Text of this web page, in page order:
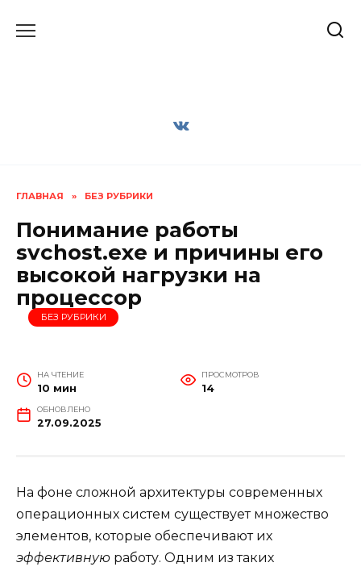
ГЛАВНАЯ » БЕЗ РУБРИКИ
Понимание работы
svchost.exe и причины его
высокой нагрузки на
процессор
БЕЗ РУБРИКИ
НА ЧТЕНИЕ
10 мин
ПРОСМОТРОВ
14
ОБНОВЛЕНО
27.09.2025
На фоне сложной архитектуры современных
операционных систем существует множество
элементов, которые обеспечивают их
эффективную работу. Одним из таких